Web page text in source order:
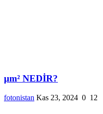
µm² NEDİR?
fotonistan Kas 23, 2024 0 12